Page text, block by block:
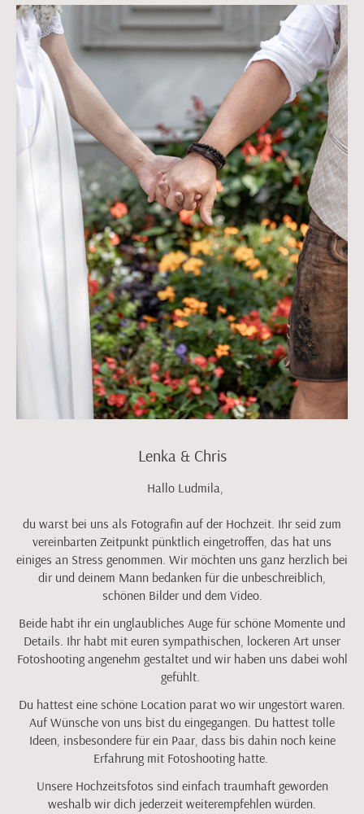
Lenka & Chris
Hallo Ludmila,
du warst bei uns als Fotografin auf der Hochzeit. Ihr seid zum
vereinbarten Zeitpunkt pünktlich eingetroffen, das hat uns
einiges an Stress genommen. Wir möchten uns ganz herzlich bei
dir und deinem Mann bedanken für die unbeschreiblich,
schönen Bilder und dem Video.
Beide habt ihr ein unglaubliches Auge für schöne Momente und
Details. Ihr habt mit euren sympathischen, lockeren Art unser
Fotoshooting angenehm gestaltet und wir haben uns dabei wohl
gefühlt.
Du hattest eine schöne Location parat wo wir ungestört waren.
Auf Wünsche von uns bist du eingegangen. Du hattest tolle
Ideen, insbesondere für ein Paar, dass bis dahin noch keine
Erfahrung mit Fotoshooting hatte.
Unsere Hochzeitsfotos sind einfach traumhaft geworden
weshalb wir dich jederzeit weiterempfehlen würden.